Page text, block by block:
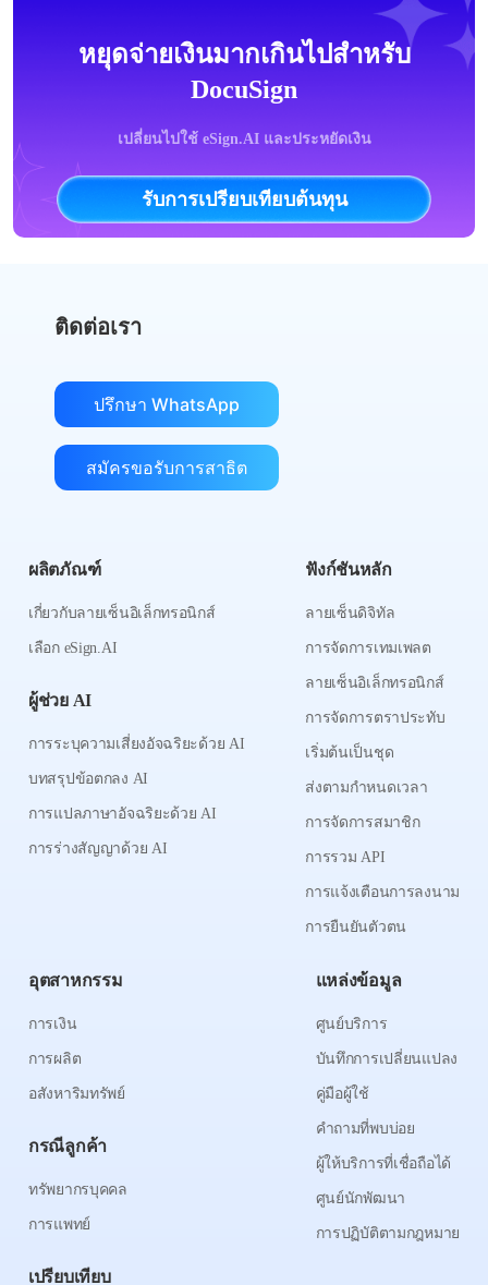
หยุดจ่ายเงินมากเกินไปสำหรับ
DocuSign
เปลี่ยนไปใช้ eSign.AI และประหยัดเงิน
รับการเปรียบเทียบต้นทุน
ติดต่อเรา
ปรึกษา WhatsApp
สมัครขอรับการสาธิต
ผลิตภัณฑ์
เกี่ยวกับลายเซ็นอิเล็กทรอนิกส์
เลือก eSign.AI
ผู้ช่วย AI
การระบุความเสี่ยงอัจฉริยะด้วย AI
บทสรุปข้อตกลง AI
การแปลภาษาอัจฉริยะด้วย AI
การร่างสัญญาด้วย AI
ฟังก์ชันหลัก
ลายเซ็นดิจิทัล
การจัดการเทมเพลต
ลายเซ็นอิเล็กทรอนิกส์
การจัดการตราประทับ
เริ่มต้นเป็นชุด
ส่งตามกำหนดเวลา
การจัดการสมาชิก
การรวม API
การแจ้งเตือนการลงนาม
การยืนยันตัวตน
อุตสาหกรรม
การเงิน
การผลิต
อสังหาริมทรัพย์
กรณีลูกค้า
ทรัพยากรบุคคล
การแพทย์
เปรียบเทียบ
แหล่งข้อมูล
ศูนย์บริการ
บันทึกการเปลี่ยนแปลง
คู่มือผู้ใช้
คำถามที่พบบ่อย
ผู้ให้บริการที่เชื่อถือได้
ศูนย์นักพัฒนา
การปฏิบัติตามกฎหมาย